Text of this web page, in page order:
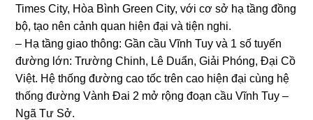
Times City, Hòa Bình Green City, với cơ sở hạ tầng đồng
bộ, tạo nên cảnh quan hiện đại và tiện nghi.
– Hạ tầng giao thông: Gần cầu Vĩnh Tuy và 1 số tuyến
đường lớn: Trường Chinh, Lê Duẩn, Giải Phóng, Đại Cồ
Việt. Hệ thống đường cao tốc trên cao hiện đại cùng hệ
thống đường Vành Đai 2 mở rộng đoạn cầu Vĩnh Tuy –
Ngã Tư Sở.